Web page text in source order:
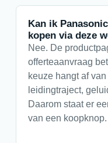
Kan ik
kopen via deze
Nee. De
offerteaanvraag
keuze hangt af
leidingtraject,
Daarom staat er
van een koopknop.